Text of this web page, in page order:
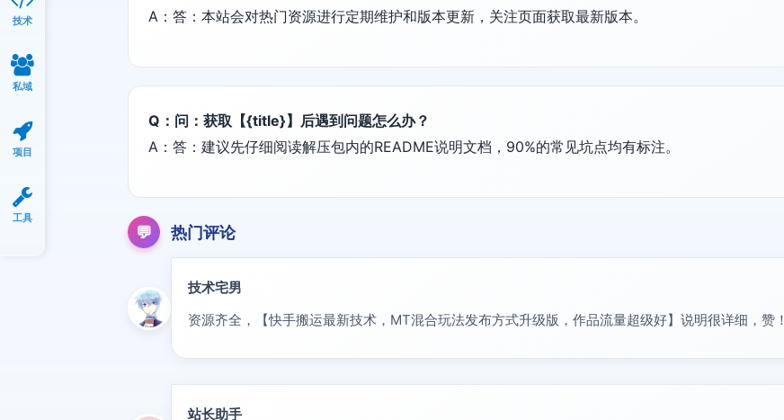
A：答：本站会对热门资源进行定期维护和版本更新，关注页面获取最新版本。
Q：问：获取【{title}】后遇到问题怎么办？
A：答：建议先仔细阅读解压包内的README说明文档，90%的常见坑点均有标注。
💬 热门评论
技术宅男
资源齐全，【快手搬运最新技术，MT混合玩法发布方式升级版，作品流量超级好】说明很详细，赞！
站长助手
技术
私域
项目
工具